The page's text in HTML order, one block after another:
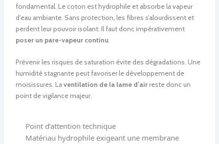
fondamental. Le coton est hydrophile et absorbe la vapeur
d’eau ambiante. Sans protection, les fibres s’alourdissent et
perdent leur pouvoir isolant. Il faut donc impérativement
poser un pare-vapeur continu.
Prévenir les risques de saturation évite des dégradations. Une
humidité stagnante peut favoriser le développement de
moisissures. Laventilation de la lame d’airreste donc un
point de vigilance majeur.
Point d’attention technique
Matériau hydrophile exigeant une membrane